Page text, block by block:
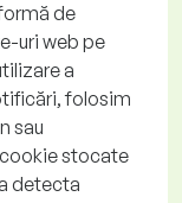
de
uri web pe
a
folosim
sau
stocate
detecta